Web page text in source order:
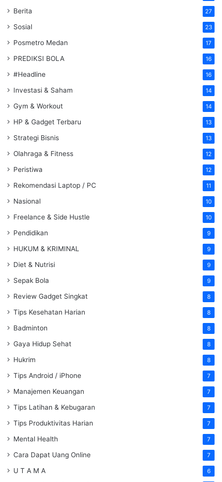
Berita 27
Sosial 23
Posmetro Medan 17
PREDIKSI BOLA 16
#Headline 16
Investasi & Saham 14
Gym & Workout 14
HP & Gadget Terbaru 13
Strategi Bisnis 13
Olahraga & Fitness 12
Peristiwa 12
Rekomendasi Laptop / PC 11
Nasional 10
Freelance & Side Hustle 10
Pendidikan 9
HUKUM & KRIMINAL 9
Diet & Nutrisi 9
Sepak Bola 9
Review Gadget Singkat 8
Tips Kesehatan Harian 8
Badminton 8
Gaya Hidup Sehat 8
Hukrim 8
Tips Android / iPhone 7
Manajemen Keuangan 7
Tips Latihan & Kebugaran 7
Tips Produktivitas Harian 7
Mental Health 7
Cara Dapat Uang Online 7
U T A M A 6